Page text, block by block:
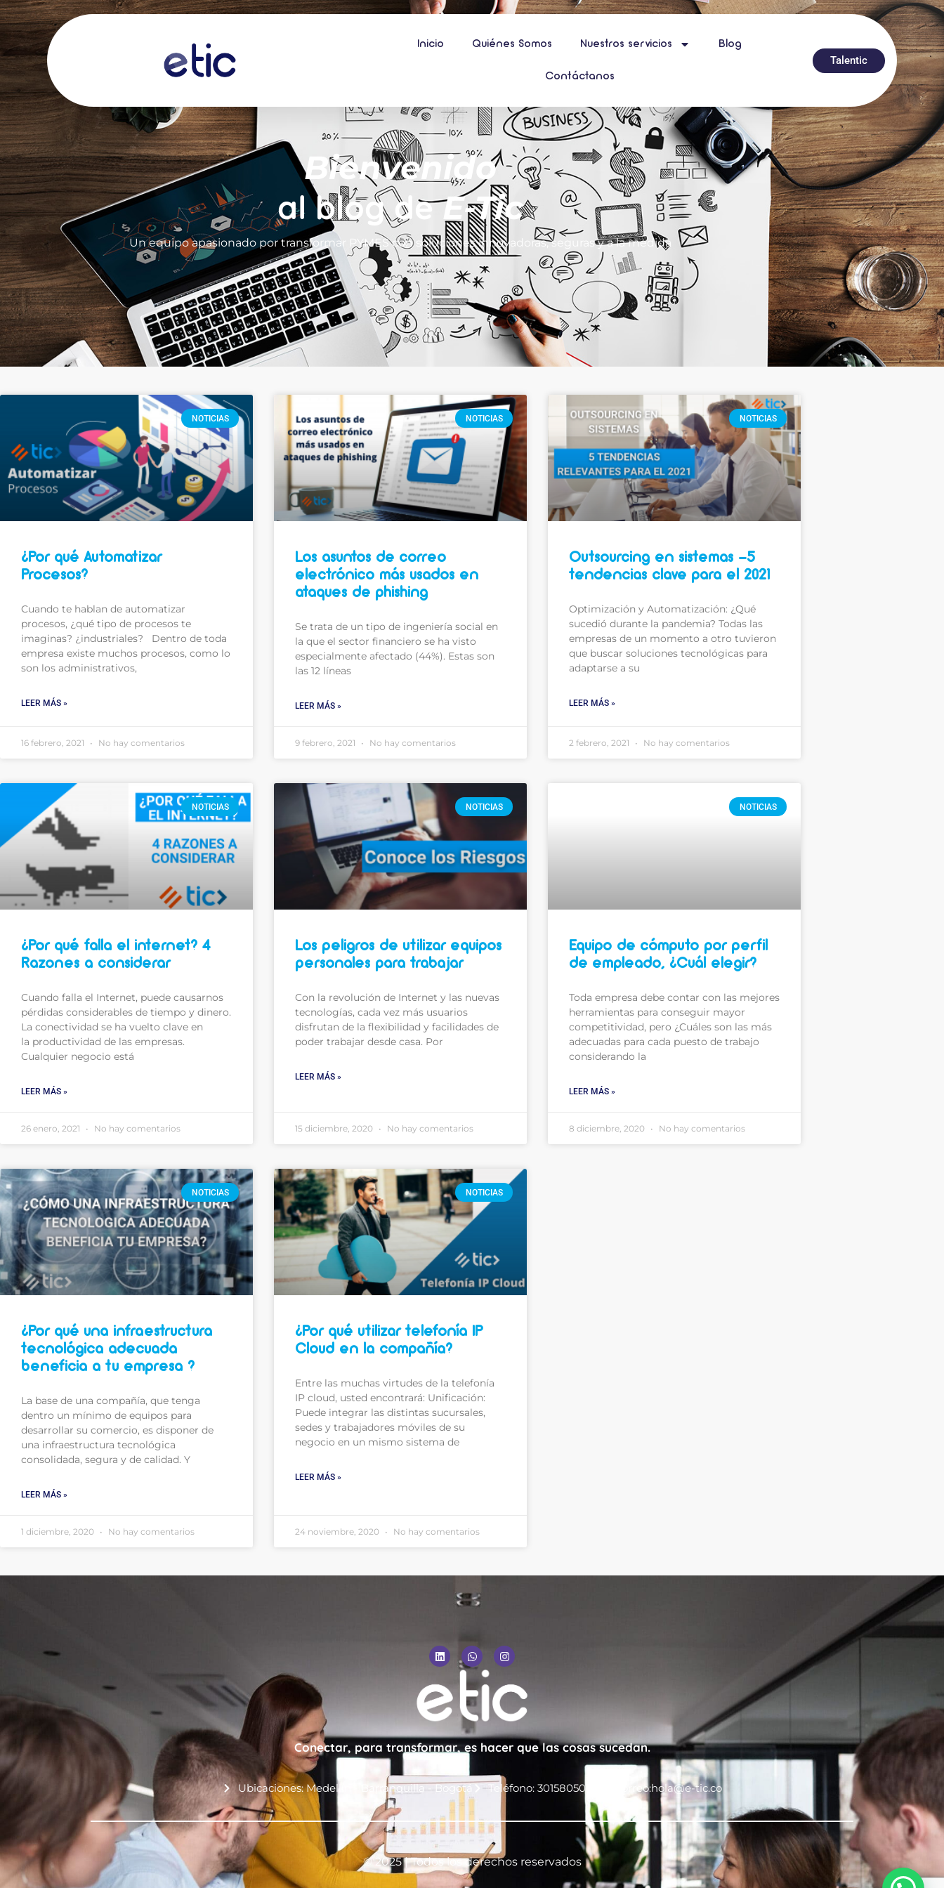
Inicio Quiénes Somos Nuestros servicios Blog
Contáctanos
Talentic
Bienvenido
al blog deE-Tic
Un equipo apasionado por transformar PYMES con soluciones innovadoras, seguras y a la medida
NOTICIAS
¿Por qué Automatizar
Procesos?
Cuando te hablan de automatizar
procesos, ¿qué tipo de procesos te
imaginas? ¿industriales? Dentro de toda
empresa existe muchos procesos, como lo
son los administrativos,
LEER MÁS »
16 febrero, 2021 No hay comentarios
NOTICIAS
Los asuntos de correo
electrónico más usados en
ataques de phishing
Se trata de un tipo de ingeniería social en
la que el sector financiero se ha visto
especialmente afectado (44%). Estas son
las 12 líneas
LEER MÁS »
9 febrero, 2021 No hay comentarios
NOTICIAS
Outsourcing en sistemas -5
tendencias clave para el 2021
Optimización y Automatización: ¿Qué
sucedió durante la pandemia? Todas las
empresas de un momento a otro tuvieron
que buscar soluciones tecnológicas para
adaptarse a su
LEER MÁS »
2 febrero, 2021 No hay comentarios
NOTICIAS
¿Por qué falla el internet? 4
Razones a considerar
Cuando falla el Internet, puede causarnos
pérdidas considerables de tiempo y dinero.
La conectividad se ha vuelto clave en
la productividad de las empresas.
Cualquier negocio está
LEER MÁS »
26 enero, 2021 No hay comentarios
NOTICIAS
Los peligros de utilizar equipos
personales para trabajar
Con la revolución de Internet y las nuevas
tecnologías, cada vez más usuarios
disfrutan de la flexibilidad y facilidades de
poder trabajar desde casa. Por
LEER MÁS »
15 diciembre, 2020 No hay comentarios
NOTICIAS
Equipo de cómputo por perfil
de empleado, ¿Cuál elegir?
Toda empresa debe contar con las mejores
herramientas para conseguir mayor
competitividad, pero ¿Cuáles son las más
adecuadas para cada puesto de trabajo
considerando la
LEER MÁS »
8 diciembre, 2020 No hay comentarios
NOTICIAS
¿Por qué una infraestructura
tecnológica adecuada
beneficia a tu empresa ?
La base de una compañía, que tenga
dentro un mínimo de equipos para
desarrollar su comercio, es disponer de
una infraestructura tecnológica
consolidada, segura y de calidad. Y
LEER MÁS »
1 diciembre, 2020 No hay comentarios
NOTICIAS
¿Por qué utilizar telefonía IP
Cloud en la compañía?
Entre las muchas virtudes de la telefonía
IP cloud, usted encontrará: Unificación:
Puede integrar las distintas sucursales,
sedes y trabajadores móviles de su
negocio en un mismo sistema de
LEER MÁS »
24 noviembre, 2020 No hay comentarios
Conectar, para transformar, es hacer que las cosas sucedan.
Ubicaciones: Medellín - Barranquilla - Bogotá Teléfono: 3015805039 Correo:hola@e-tic.co
© 2025 | Todos los derechos reservados